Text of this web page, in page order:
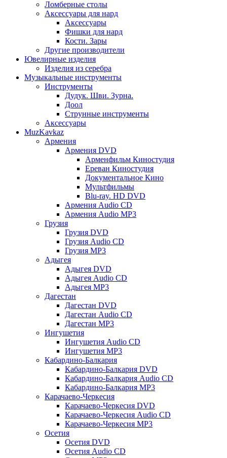
Ломберные столы
Аксессуары для нард
Аксессуары
Фишки для нард
Кости. Зары
Другие производители
Ювелирные изделия
Изделия из серебра
Музыкальные инструменты
Инструменты
Дудук. Шви. Зурна.
Доол
Струнные инструменты
Аксессуары
MuzKavkaz
Армения
Армения DVD
Арменфильм Киностудия
Ереван Киностудия
Документальное Кино
Мультфильмы
Blu-ray. HD DVD
Армения Audio CD
Армения Audio MP3
Грузия
Грузия DVD
Грузия Audio CD
Грузия MP3
Адыгея
Адыгея DVD
Адыгея Audio CD
Адыгея MP3
Дагестан
Дагестан DVD
Дагестан Audio CD
Дагестан MP3
Ингушетия
Ингушетия Audio CD
Ингушетия MP3
Кабардино-Балкария
Кабардино-Балкария DVD
Кабардино-Балкария Audio CD
Кабардино-Балкария MP3
Карачаево-Черкесия
Карачаево-Черкесия DVD
Карачаево-Черкесия Audio CD
Карачаево-Черкесия MP3
Осетия
Осетия DVD
Осетия Audio CD